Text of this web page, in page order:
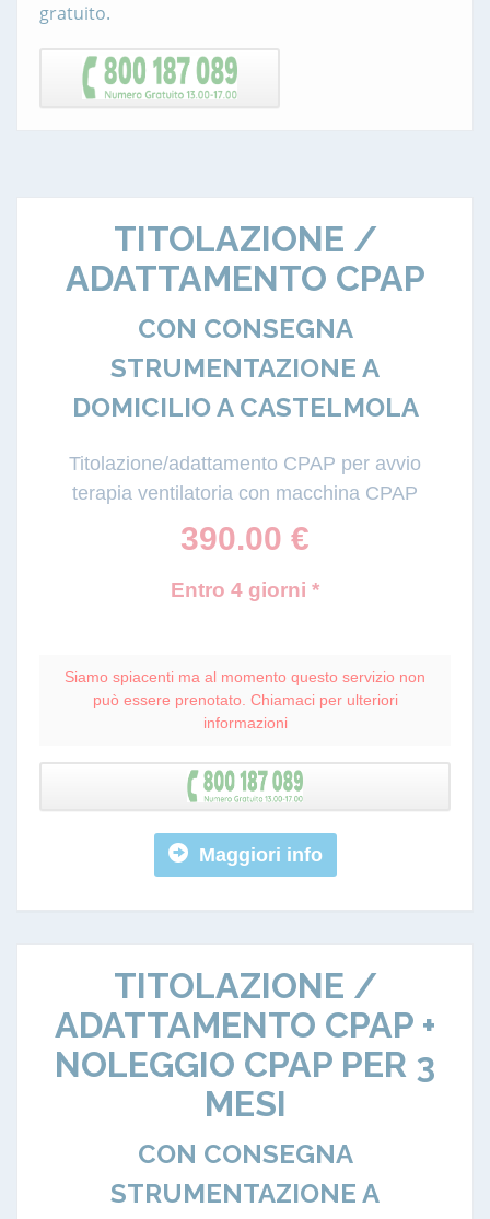
gratuito.
TITOLAZIONE /
ADATTAMENTO CPAP
CON CONSEGNA
STRUMENTAZIONE A
DOMICILIO A CASTELMOLA
Titolazione/adattamento CPAP per avvio
terapia ventilatoria con macchina CPAP
390.00 €
Entro 4 giorni *
Siamo spiacenti ma al momento questo servizio non
può essere prenotato. Chiamaci per ulteriori
informazioni
Maggiori info
TITOLAZIONE /
ADATTAMENTO CPAP +
NOLEGGIO CPAP PER 3
MESI
CON CONSEGNA
STRUMENTAZIONE A